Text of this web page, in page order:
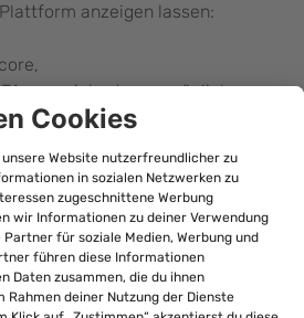
anzeigen lassen:
gespeicherten persönlichen
welche einen
Name, Geburtsdatum,
Adresse),
und hierzu bei der SCHUFA
gespeicherte
Verträge wie z.B. Girokonten,